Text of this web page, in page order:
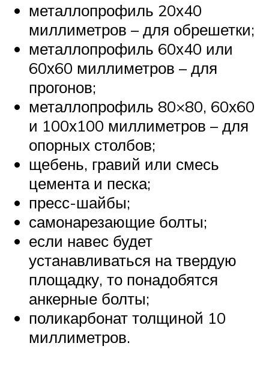
металлопрофиль 20х40
миллиметров – для обрешетки;
металлопрофиль 60х40 или
60х60 миллиметров – для
прогонов;
металлопрофиль 80×80, 60х60
и 100х100 миллиметров – для
опорных столбов;
щебень, гравий или смесь
цемента и песка;
пресс-шайбы;
самонарезающие болты;
если навес будет
устанавливаться на твердую
площадку, то понадобятся
анкерные болты;
поликарбонат толщиной 10
миллиметров.